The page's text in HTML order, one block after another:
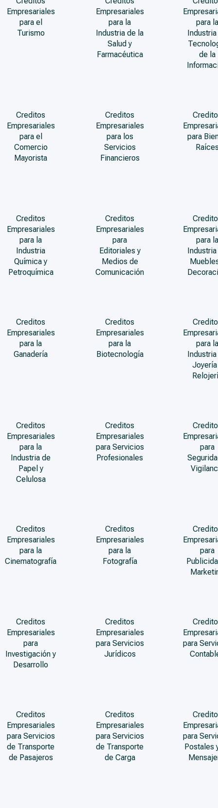
Empresariales
para el
Turismo
Empresariales
para la
Industria de la
Salud y
Farmacéutica
para la
de la
Creditos
Empresariales
para el
Comercio
Mayorista
Creditos
Empresariales
para los
Servicios
Financieros
para
Creditos
Empresariales
para la
Industria
Química y
Petroquímica
Creditos
Empresariales
para
Editoriales y
Medios de
Comunicación
para la
Creditos
Empresariales
para la
Ganadería
Creditos
Empresariales
para la
Biotecnología
para la
Joyería
Creditos
Empresariales
para la
Industria de
Papel y
Celulosa
Creditos
Empresariales
para Servicios
Profesionales
para
Creditos
Empresariales
para la
Cinematografía
Creditos
Empresariales
para la
Fotografía
para
Creditos
Empresariales
para
Investigación y
Desarrollo
Creditos
Empresariales
para Servicios
Jurídicos
para
Creditos
Empresariales
para Servicios
de Transporte
de Pasajeros
Creditos
Empresariales
para Servicios
de Transporte
de Carga
para
Postales